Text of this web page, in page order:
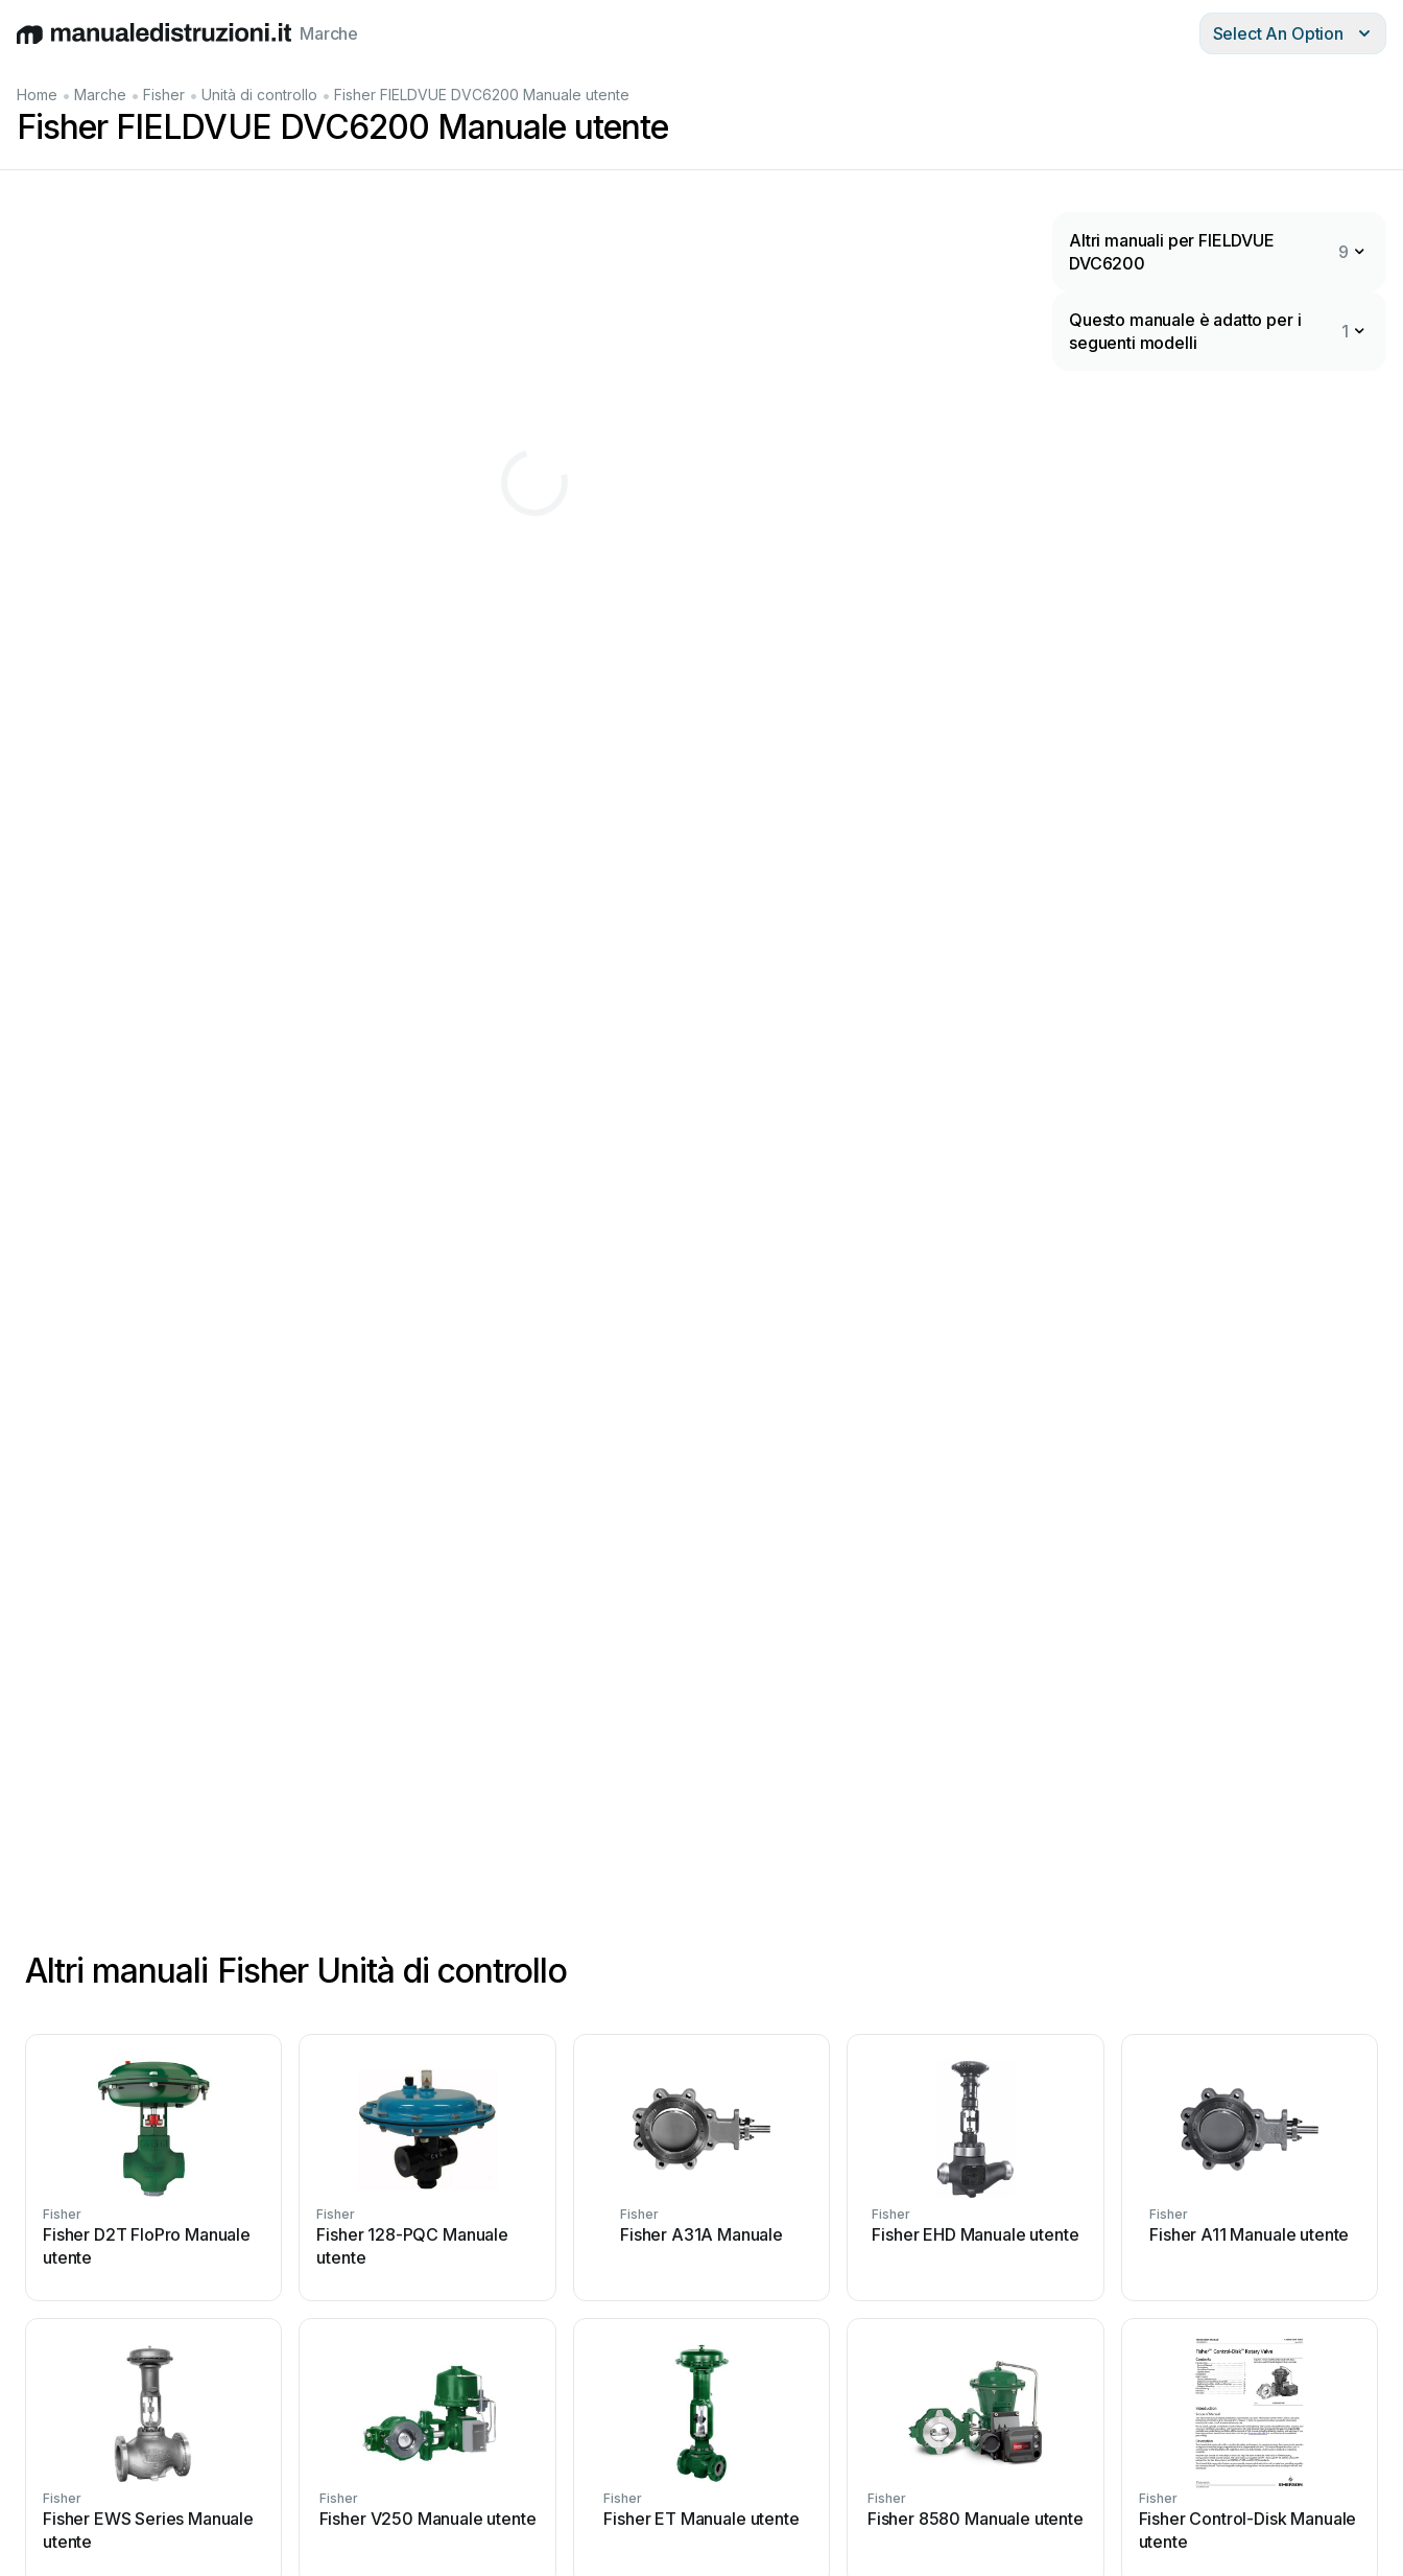
EnglishDeutschEspañol Italiano Français
Marche Select An Option
Home • Marche • Fisher • Unità di controllo • Fisher FIELDVUE DVC6200 Manuale utente
Fisher FIELDVUE DVC6200 Manuale utente
Altri manuali per FIELDVUE
DVC6200
9
Questo manuale è adatto per i
seguenti modelli
1
Altri manuali Fisher Unità di controllo
Fisher
Fisher D2T FloPro Manuale
utente
Fisher
Fisher 128-PQC Manuale
utente
Fisher
Fisher A31A Manuale
Fisher
Fisher EHD Manuale utente
Fisher
Fisher A11 Manuale utente
Fisher
Fisher EWS Series Manuale
utente
Fisher
Fisher V250 Manuale utente
Fisher
Fisher ET Manuale utente
Fisher
Fisher 8580 Manuale utente
Fisher
Fisher Control-Disk Manuale
utente